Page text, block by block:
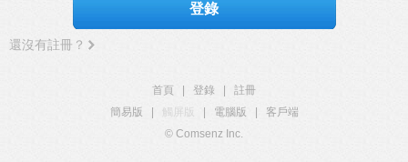
登錄
還沒有註冊？
首頁 登錄
註冊
簡易版
觸屏版 電腦版
客戶端
© Comsenz Inc.